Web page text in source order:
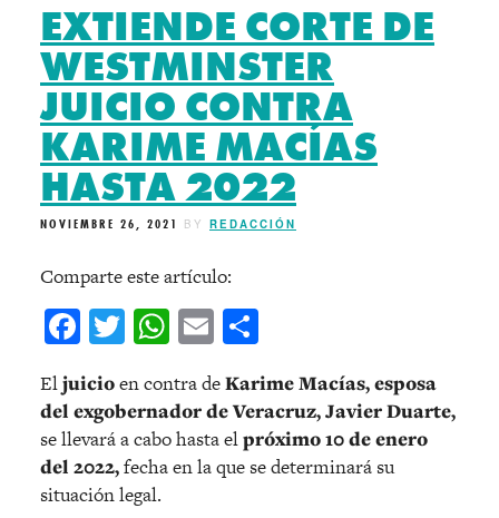
EXTIENDE CORTE DE
WESTMINSTER
JUICIO CONTRA
KARIME MACÍAS
HASTA 2022
NOVIEMBRE 26, 2021 BY REDACCIÓN
Comparte este artículo:
Facebook
Twitter
WhatsApp
Email
Eljuicioen contra deKarime Macías, esposa
del exgobernador de Veracruz, Javier Duarte,
se llevará a cabo hasta elpróximo 10 de enero
del 2022,fecha en la que se determinará su
situación legal.